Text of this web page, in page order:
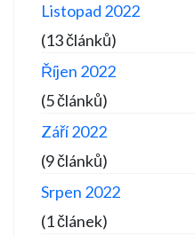
Listopad 2022
(13 článků)
Říjen 2022
(5 článků)
Září 2022
(9 článků)
Srpen 2022
(1 článek)